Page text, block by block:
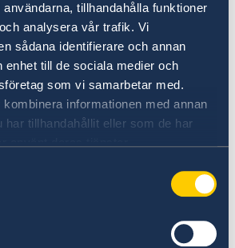
tillhandahålla funktioner
analysera vår trafik. Vi
sådana identifierare och annan
enhet till de sociala medier och
som vi samarbetar med.
informationen med annan
har tillhandahållit eller som de har
bergsvandring eller
är det viktigt att kontrollera
täcker dessa. Många
exkluderar vandring över 3
och andra så kallade riskfyllda
att din försäkring inkluderar
för den typ av resa du
planerar att ägna dig åt